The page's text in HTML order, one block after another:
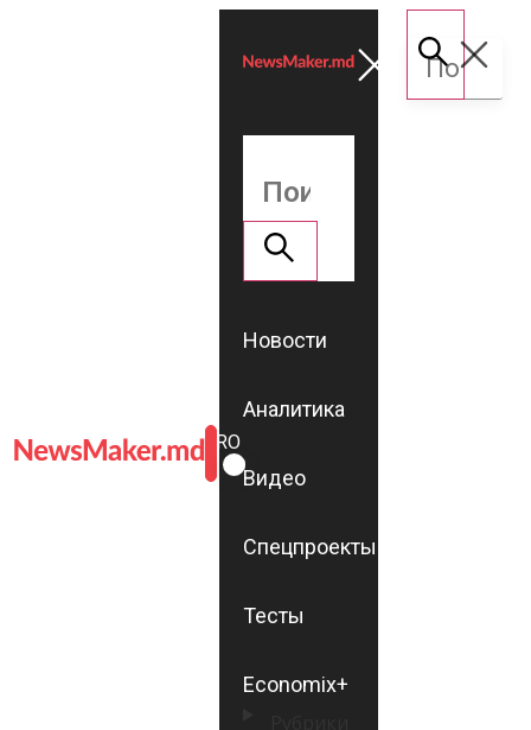
ROMÂNĂ
RU
Новости
Аналитика
Видео
Спецпроекты
Тесты
Economix+